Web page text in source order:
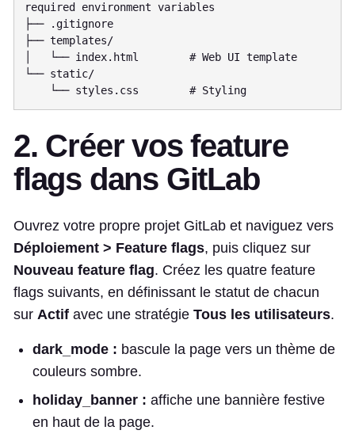
required environment variables
├── .gitignore
├── templates/
│   └── index.html        # Web UI template
└── static/
2. Créer vos feature
flags dans GitLab
Ouvrez votre propre projet GitLab et naviguez vers
Déploiement > Feature flags, puis cliquez sur
Nouveau feature flag. Créez les quatre feature
flags suivants, en définissant le statut de chacun
sur Actif avec une stratégie Tous les utilisateurs.
dark_mode : bascule la page vers un thème de
couleurs sombre.
holiday_banner : affiche une bannière festive
en haut de la page.